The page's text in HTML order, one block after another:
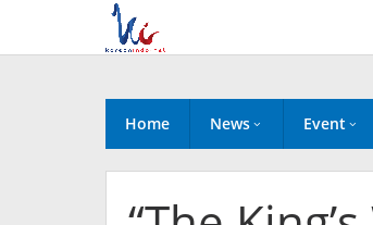
content
Home News Event